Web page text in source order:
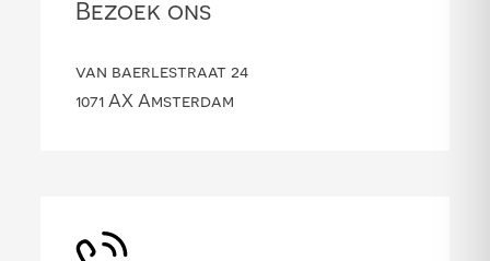
Bezoek ons
van baerlestraat 24
1071 AX Amsterdam